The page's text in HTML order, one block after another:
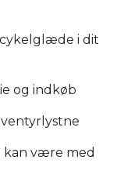
cykelglæde i dit
og indkøb
kan være med